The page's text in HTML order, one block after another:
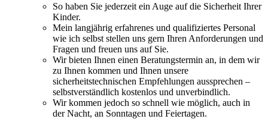
So haben Sie jederzeit ein Auge auf die Sicherheit Ihrer
Kinder.
Mein langjährig erfahrenes und qualifiziertes Personal
wie ich selbst stellen uns gern Ihren Anforderungen und
Fragen und freuen uns auf Sie.
Wir bieten Ihnen einen Beratungstermin an, in dem wir
zu Ihnen kommen und Ihnen unsere
sicherheitstechnischen Empfehlungen aussprechen –
selbstverständlich kostenlos und unverbindlich.
Wir kommen jedoch so schnell wie möglich, auch in
der Nacht, an Sonntagen und Feiertagen.